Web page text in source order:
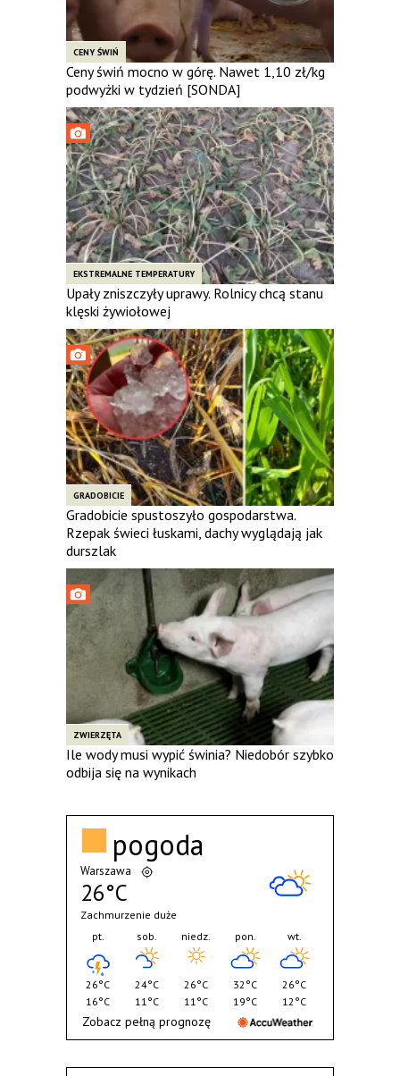
CENY ŚWIŃ
Ceny świń mocno w górę. Nawet 1,10 zł/kg
podwyżki w tydzień [SONDA]
EKSTREMALNE TEMPERATURY
Upały zniszczyły uprawy. Rolnicy chcą stanu
klęski żywiołowej
GRADOBICIE
Gradobicie spustoszyło gospodarstwa.
Rzepak świeci łuskami, dachy wyglądają jak
durszlak
ZWIERZĘTA
Ile wody musi wypić świnia? Niedobór szybko
odbija się na wynikach
pogoda
Warszawa
26°C
Zachmurzenie duże
pt.
26°C
16°C
sob.
24°C
11°C
niedz.
26°C
11°C
pon.
32°C
19°C
wt.
26°C
12°C
Zobacz pełną prognozę